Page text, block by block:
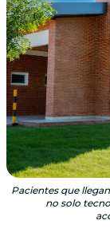
Pacientes que
no solo